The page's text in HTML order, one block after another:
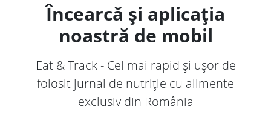
Încearcă și aplicația
noastră de mobil
Eat & Track - Cel mai rapid și ușor de
folosit jurnal de nutriție cu alimente
exclusiv din România